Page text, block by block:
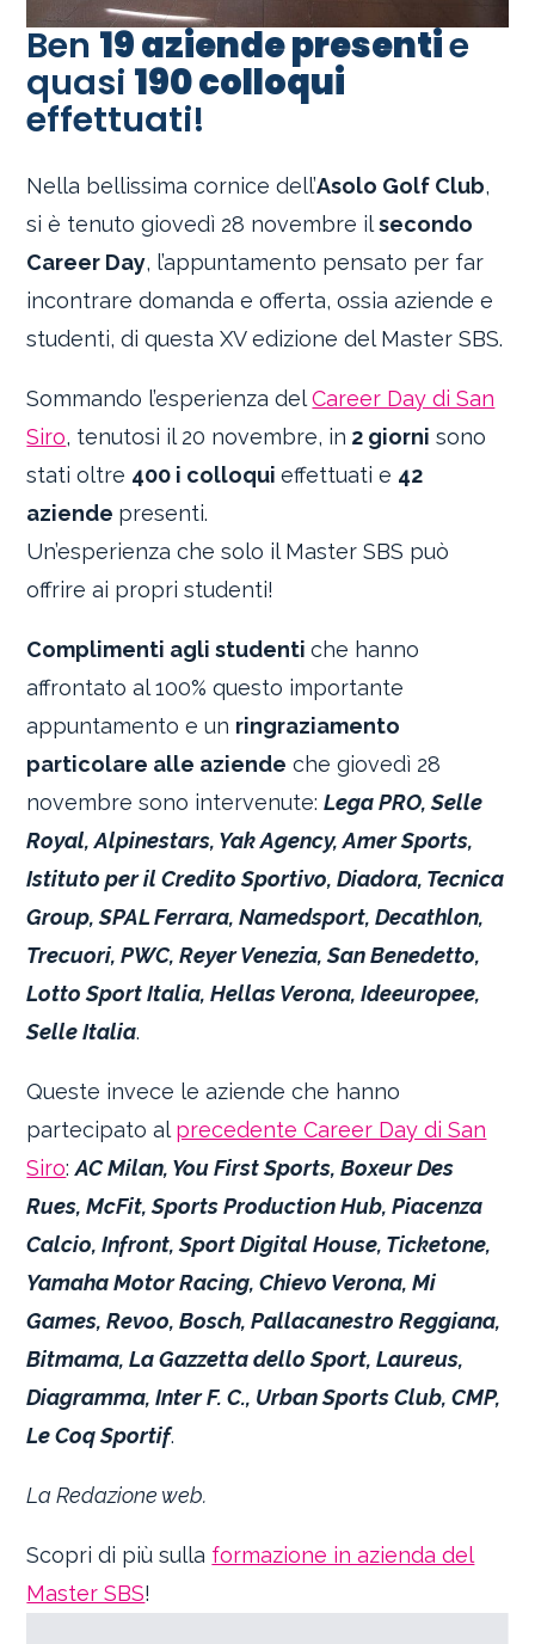
Ben 19 aziende presentie
quasi 190 colloqui
effettuati!
Nella bellissima cornice dell’Asolo Golf Club,
si è tenuto giovedì 28 novembre ilsecondo
Career Day, l’appuntamento pensato per far
incontrare domanda e offerta, ossia aziende e
studenti, di questa XV edizione del Master SBS.
Sommando l’esperienza delCareer Day di San
Siro, tenutosi il 20 novembre, in 2 giorni sono
stati oltre 400 i colloquieffettuati e 42
aziende presenti.
Un’esperienza che solo il Master SBS può
offrire ai propri studenti!
Complimenti agli studentiche hanno
affrontato al 100% questo importante
appuntamento e un ringraziamento
particolare alle aziende che giovedì 28
novembre sono intervenute:Lega PRO, Selle
Royal, Alpinestars, Yak Agency, Amer Sports,
Istituto per il Credito Sportivo, Diadora, Tecnica
Group, SPAL Ferrara, Namedsport, Decathlon,
Trecuori, PWC, Reyer Venezia, San Benedetto,
Lotto Sport Italia, Hellas Verona, Ideeuropee,
Selle Italia.
Queste invece le aziende che hanno
partecipato alprecedente Career Day di San
Siro:AC Milan, You First Sports, Boxeur Des
Rues, McFit, Sports Production Hub, Piacenza
Calcio, Infront, Sport Digital House, Ticketone,
Yamaha Motor Racing, Chievo Verona, Mi
Games, Revoo, Bosch, Pallacanestro Reggiana,
Bitmama, La Gazzetta dello Sport, Laureus,
Diagramma, Inter F. C., Urban Sports Club, CMP,
Le Coq Sportif.
La Redazione web.
Scopri di più sulla formazione in azienda del
Master SBS!